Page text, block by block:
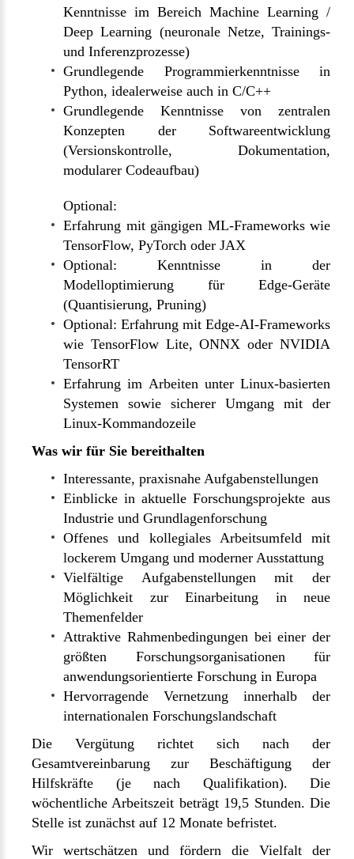
Kenntnisse im Bereich Machine Learning /
Deep Learning (neuronale Netze, Trainings-
und Inferenzprozesse)
Grundlegende Programmierkenntnisse in
Python, idealerweise auch in C/C++
Grundlegende Kenntnisse von zentralen
Konzepten der Softwareentwicklung
(Versionskontrolle, Dokumentation,
modularer Codeaufbau)
Optional:
Erfahrung mit gängigen ML-Frameworks wie
TensorFlow, PyTorch oder JAX
Optional: Kenntnisse in der
Modelloptimierung für Edge-Geräte
(Quantisierung, Pruning)
Optional: Erfahrung mit Edge-AI-Frameworks
wie TensorFlow Lite, ONNX oder NVIDIA
TensorRT
Erfahrung im Arbeiten unter Linux-basierten
Systemen sowie sicherer Umgang mit der
Linux-Kommandozeile
Was wir für Sie bereithalten
Interessante, praxisnahe Aufgabenstellungen
Einblicke in aktuelle Forschungsprojekte aus
Industrie und Grundlagenforschung
Offenes und kollegiales Arbeitsumfeld mit
lockerem Umgang und moderner Ausstattung
Vielfältige Aufgabenstellungen mit der
Möglichkeit zur Einarbeitung in neue
Themenfelder
Attraktive Rahmenbedingungen bei einer der
größten Forschungsorganisationen für
anwendungsorientierte Forschung in Europa
Hervorragende Vernetzung innerhalb der
internationalen Forschungslandschaft
Die Vergütung richtet sich nach der
Gesamtvereinbarung zur Beschäftigung der
Hilfskräfte (je nach Qualifikation). Die
wöchentliche Arbeitszeit beträgt 19,5 Stunden. Die
Stelle ist zunächst auf 12 Monate befristet.
Wir wertschätzen und fördern die Vielfalt der